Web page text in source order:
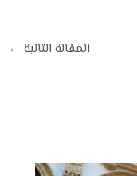
المقالة التالية ←